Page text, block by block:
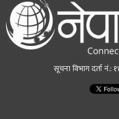
सूचना विभाग दर्ता